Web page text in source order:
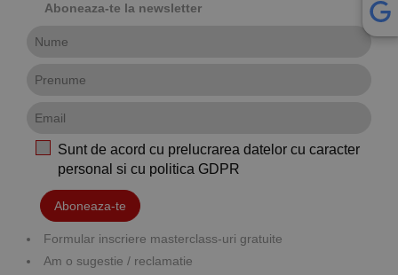
Aboneaza-te la newsletter
Sunt de acord cu prelucrarea datelor cu caracter
personal si cu politica GDPR
Aboneaza-te
Formular inscriere masterclass-uri gratuite
Am o sugestie / reclamatie